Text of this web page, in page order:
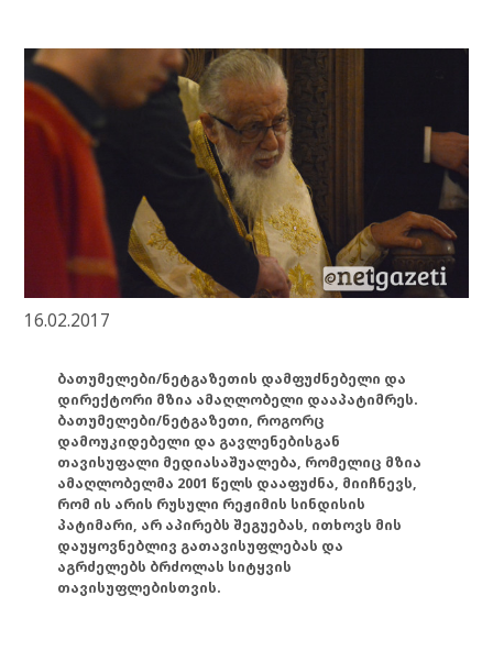
16.02.2017
ბათუმელები/ნეტგაზეთის დამფუძნებელი და
დირექტორი მზია ამაღლობელი დააპატიმრეს.
ბათუმელები/ნეტგაზეთი, როგორც
დამოუკიდებელი და გავლენებისგან
თავისუფალი მედიასაშუალება, რომელიც მზია
ამაღლობელმა 2001 წელს დააფუძნა, მიიჩნევს,
რომ ის არის რუსული რეჟიმის სინდისის
პატიმარი, არ აპირებს შეგუებას, ითხოვს მის
დაუყოვნებლივ გათავისუფლებას და
აგრძელებს ბრძოლას სიტყვის
თავისუფლებისთვის.